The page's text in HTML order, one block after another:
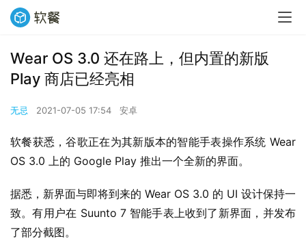
Wear OS 3.0 还在路上，但内置的新版
Play 商店已经亮相
无忌 2021-07-05 17:54 安卓
软餐获悉，谷歌正在为其新版本的智能手表操作系统 Wear
OS 3.0 上的 Google Play 推出一个全新的界面。
据悉，新界面与即将到来的 Wear OS 3.0 的 UI 设计保持一
致。有用户在 Suunto 7 智能手表上收到了新界面，并发布
了部分截图。